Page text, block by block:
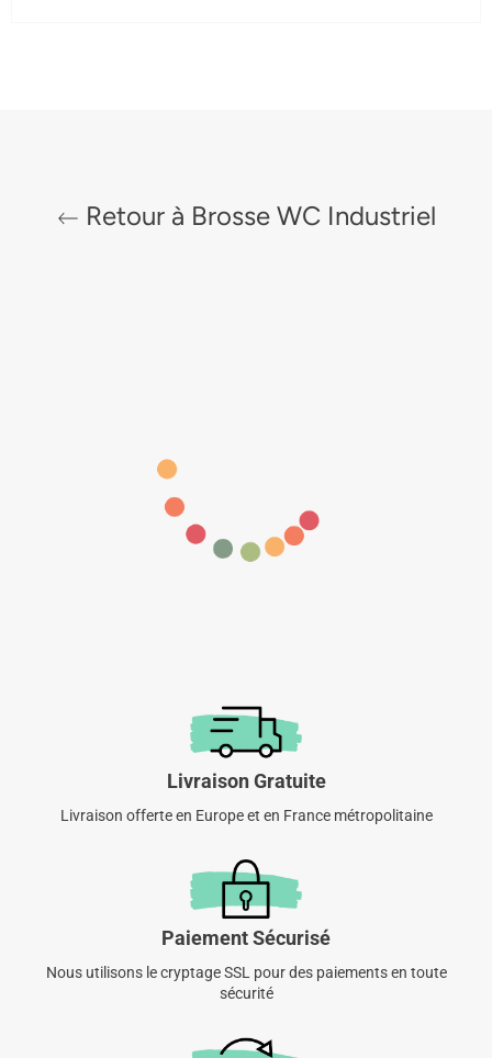
Retour à Brosse WC Industriel
Livraison Gratuite
Livraison offerte en Europe et en France métropolitaine
Paiement Sécurisé
Nous utilisons le cryptage SSL pour des paiements en toute
sécurité